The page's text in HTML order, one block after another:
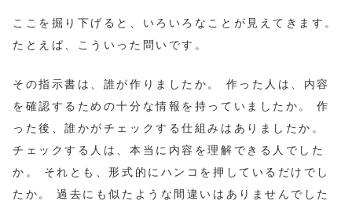
ここを掘り下げると、いろいろなことが見えてきます。
たとえば、こういった問いです。
その指示書は、誰が作りましたか。 作った人は、内容
を確認するための十分な情報を持っていましたか。 作
った後、誰かがチェックする仕組みはありましたか。
チェックする人は、本当に内容を理解できる人でした
か。 それとも、形式的にハンコを押しているだけでし
たか。 過去にも似たような間違いはありませんでした